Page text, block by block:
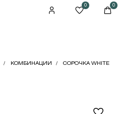
0 0
КОМБИНАЦИИ
СОРОЧКА WHITE